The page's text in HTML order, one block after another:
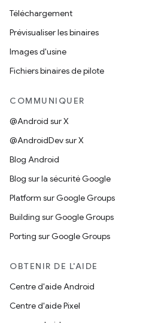
Téléchargement
Prévisualiser les binaires
Images d'usine
Fichiers binaires de pilote
COMMUNIQUER
@Android sur X
@AndroidDev sur X
Blog Android
Blog sur la sécurité Google
Platform sur Google Groups
Building sur Google Groups
Porting sur Google Groups
OBTENIR DE L'AIDE
Centre d'aide Android
Centre d'aide Pixel